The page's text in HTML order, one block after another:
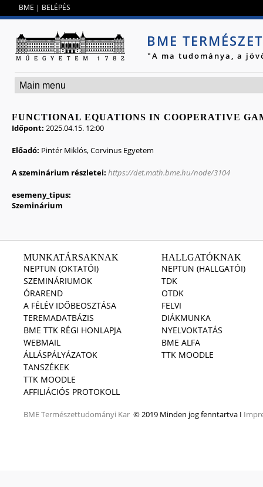
BME | BELÉPÉS
BME
"A ma tudománya, a
FUNCTIONAL EQUATIONS IN COOPERATIVE
Időpont: 2025.04.15. 12:00
Előadó: Pintér Miklós, Corvinus Egyetem
A szeminárium részletei: https://det.math.bme.hu/node/3104
esemeny_tipus:
Szeminárium
MUNKATÁRSAKNAK
NEPTUN (OKTATÓI)
SZEMINÁRIUMOK
ÓRAREND
A FÉLÉV IDŐBEOSZTÁSA
TEREMADATBÁZIS
BME TTK RÉGI HONLAPJA
WEBMAIL
ÁLLÁSPÁLYÁZATOK
TANSZÉKEK
TTK MOODLE
AFFILIÁCIÓS PROTOKOLL
BMETermészettudományi Kar © 2019 Minden jog fenntartva I
HALLGATÓKNAK
NEPTUN (HALLGATÓI)
TDK
OTDK
FELVI
DIÁKMUNKA
NYELVOKTATÁS
BME ALFA
TTK MOODLE